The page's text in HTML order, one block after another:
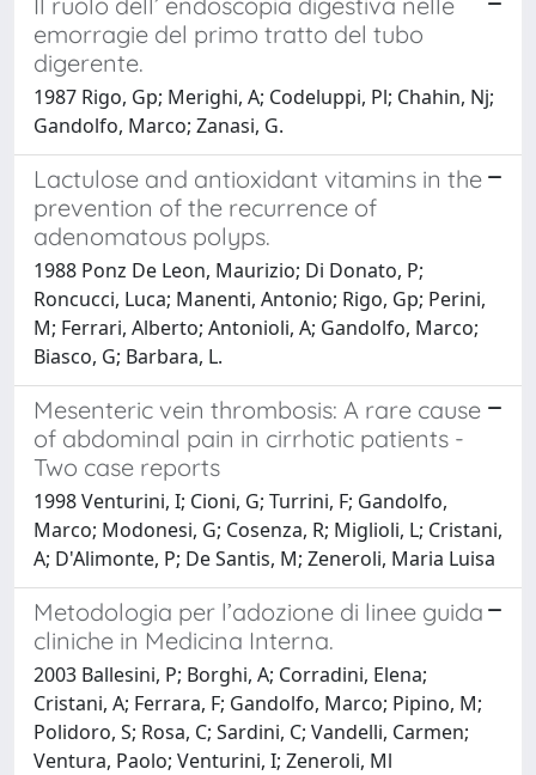
emorragie del primo tratto del tubo
digerente.
1987 Rigo, Gp; Merighi, A; Codeluppi, Pl; Chahin, Nj;
Gandolfo, Marco; Zanasi, G.
Lactulose and antioxidant vitamins in the
prevention of the recurrence of
adenomatous polyps.
1988 Ponz De Leon, Maurizio; Di Donato, P;
Roncucci, Luca; Manenti, Antonio; Rigo, Gp; Perini,
M; Ferrari, Alberto; Antonioli, A; Gandolfo, Marco;
Biasco, G; Barbara, L.
Mesenteric vein thrombosis: A rare cause
of abdominal pain in cirrhotic patients -
Two case reports
1998 Venturini, I; Cioni, G; Turrini, F; Gandolfo,
Marco; Modonesi, G; Cosenza, R; Miglioli, L; Cristani,
A; D'Alimonte, P; De Santis, M; Zeneroli, Maria Luisa
Metodologia per l’adozione di linee guida
cliniche in Medicina Interna.
2003 Ballesini, P; Borghi, A; Corradini, Elena;
Cristani, A; Ferrara, F; Gandolfo, Marco; Pipino, M;
Polidoro, S; Rosa, C; Sardini, C; Vandelli, Carmen;
Ventura, Paolo; Venturini, I; Zeneroli, Ml